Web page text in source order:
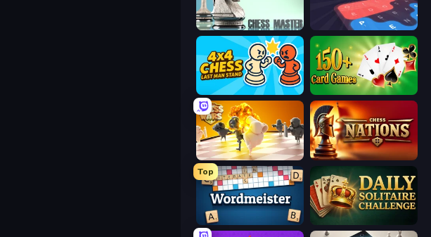
Chess Master LetterClash
4x4 Chess: Last Man Stand
Chess Wars Chess Nations
Top
Wordmeister